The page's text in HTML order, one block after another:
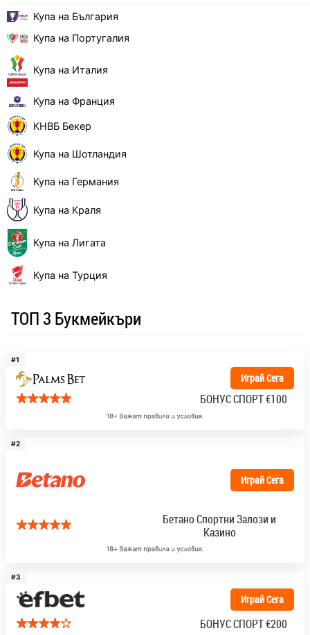
Купа на България
Купа на Португалия
Купа на Италия
Купа на Франция
КНВБ Бекер
Купа на Шотландия
Купа на Германия
Купа на Краля
Купа на Лигата
Купа на Турция
ТОП 3 Букмейкъри
#1
Играй Сега
БОНУС СПОРТ€100
#2
Играй Сега
Бетано Спортни Залози и
Казино
#3
Играй Сега
БОНУС СПОРТ€200